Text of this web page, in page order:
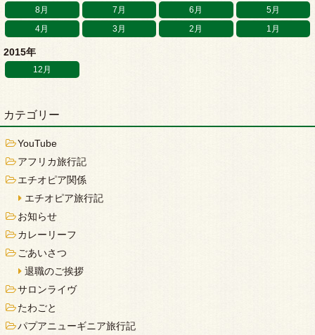
8月
7月 6月
5月
4月
3月 2月 1月
2015年
12月
カテゴリー
YouTube
アフリカ旅行記
エチオピア関係
エチオピア旅行記
お知らせ
カレーリーフ
ごあいさつ
退職のご挨拶
サロンライヴ
たわごと
パプアニューギニア旅行記